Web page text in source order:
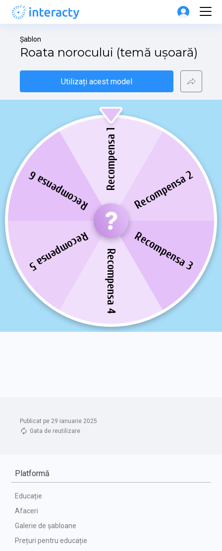
Publicat pe 29 ianuarie 2025
Gata de reutilizare
Șablon
Roata norocului (temă ușoară)
Utilizați acest model
Platformă
Educație
Afaceri
Galerie de șabloane
Prețuri pentru educație